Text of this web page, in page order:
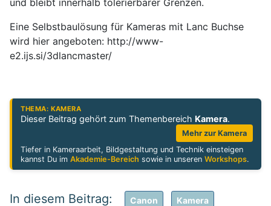
Eine Selbstbaulösung für Kameras mit Lanc Buchse
wird hier angeboten: http://www-
e2.ijs.si/3dlancmaster/
THEMA: KAMERA
Dieser Beitrag gehört zum Themenbereich Kamera.
Mehr zur Kamera
Tiefer in Kameraarbeit, Bildgestaltung und Technik einsteigen
kannst Du imAkademie-Bereich sowie in unserenWorkshops.
Canon Kamera